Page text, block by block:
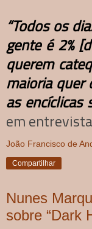
“Todos os
gente é 2%
querem
maioria quer
as encíclicas
em
João Francisco de
Compartilhar
Nunes
sobre “Dark